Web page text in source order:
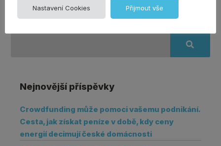
Nejnovější příspěvky
Crowdfunding může pomoci vašemu podnikání.
Cesta, jak získat peníze v době, kdy ceny
energií decimují české domácnosti
Nastavení Cookies Přijmout vše